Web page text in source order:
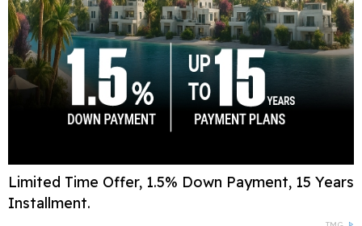
Limited Time Offer, 1.5% Down Payment, 15 Years
Installment.